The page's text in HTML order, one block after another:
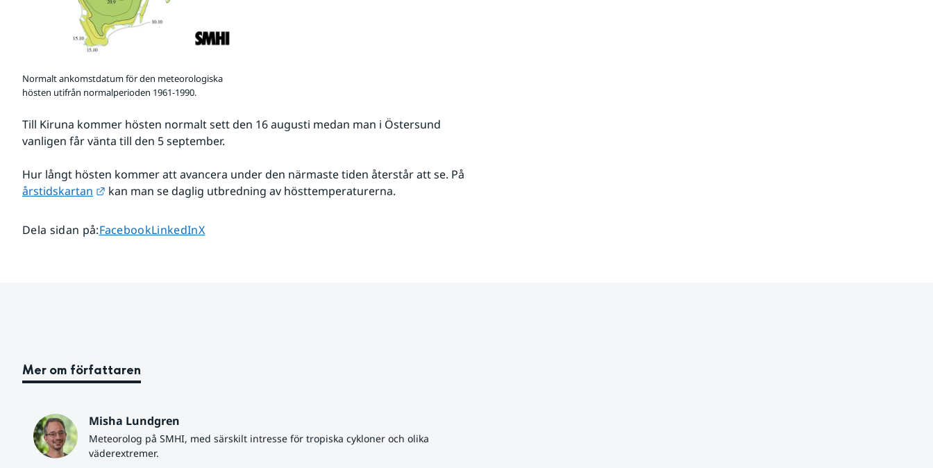
Normalt ankomstdatum för den meteorologiska
hösten utifrån normalperioden 1961-1990.
Till Kiruna kommer hösten normalt sett den 16 augusti medan man i Östersund
vanligen får vänta till den 5 september.
årstidskartan
Länk till annan webbplats.
kan man se daglig utbredning av hösttemperaturerna.
Dela sidan på:Dela sidan på
FacebookDela sidan på
LinkedInDela sidan på
X
Mer om författaren
Misha Lundgren
Meteorolog på SMHI, med särskilt intresse för tropiska cykloner och olika
väderextremer.